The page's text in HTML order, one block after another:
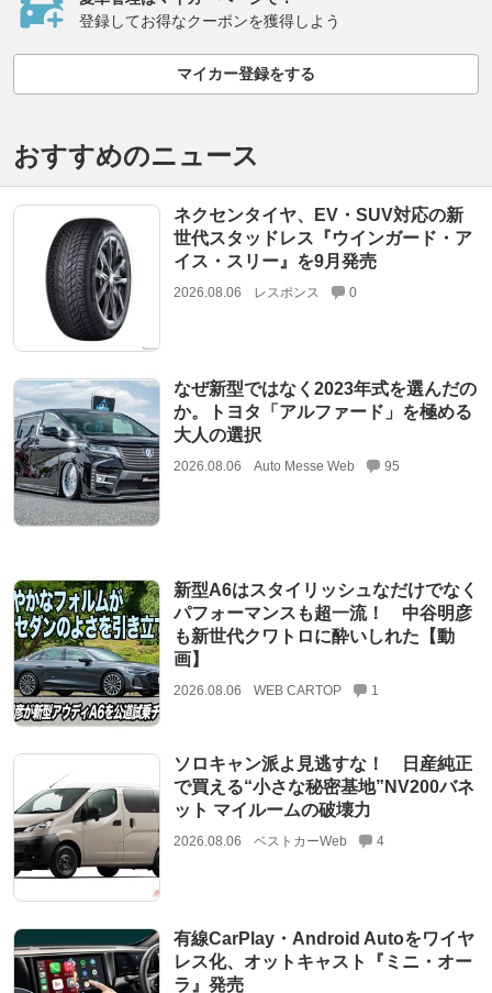
登録してお得なクーポンを獲得しよう
マイカー登録をする
おすすめのニュース
ネクセンタイヤ、EV・SUV対応の新
世代スタッドレス『ウインガード・ア
イス・スリー』を9月発売
2026.08.06 レスポンス 0
なぜ新型ではなく2023年式を選んだの
か。トヨタ「アルファード」を極める
大人の選択
2026.08.06 Auto Messe Web 95
新型A6はスタイリッシュなだけでなく
パフォーマンスも超一流！ 中谷明彦
も新世代クワトロに酔いしれた【動
画】
2026.08.06 WEB CARTOP 1
ソロキャン派よ見逃すな！ 日産純正
で買える“小さな秘密基地”NV200バネ
ット マイルームの破壊力
2026.08.06 ベストカーWeb 4
有線CarPlay・Android Autoをワイヤ
レス化、オットキャスト『ミニ・オー
ラ』発売